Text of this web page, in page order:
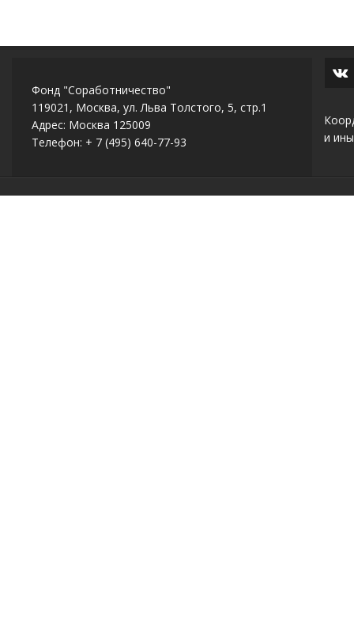
Фонд "Соработничество"
119021, Москва, ул. Льва Толстого, 5, стр.1
Адрес: Москва 125009
Телефон: + 7 (495) 640-77-93
и